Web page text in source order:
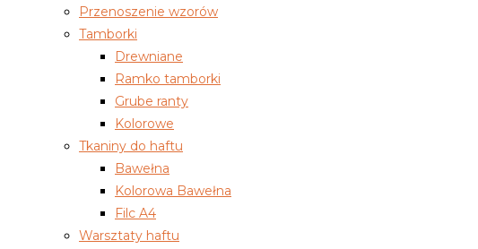
Przenoszenie wzorów
Tamborki
Drewniane
Ramko tamborki
Grube ranty
Kolorowe
Tkaniny do haftu
Bawełna
Kolorowa Bawełna
Filc A4
Warsztaty haftu